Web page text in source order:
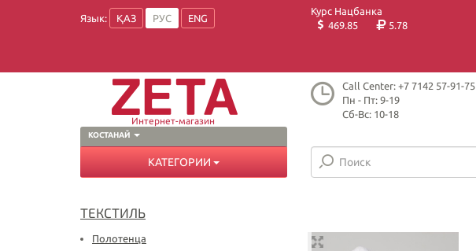
Язык: ҚАЗ РУС ENG
Курс Нацбанка
469.85
5.78
КОСТАНАЙ
Интернет-магазин
Call Center: +7 7142 57-91-75
Пн - Пт: 9-19
Сб-Вс: 10-18
КАТЕГОРИИ
ТЕКСТИЛЬ
Полотенца